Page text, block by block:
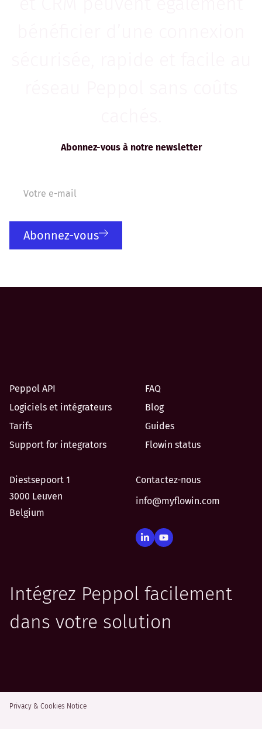
Abonnez-vous à notre newsletter
Abonnez-vous
Peppol API
FAQ
Logiciels et intégrateurs
Blog
Tarifs
Guides
Support for integrators
Flowin status
Diestsepoort 1
3000 Leuven
Belgium
Contactez-nous
info@myflowin.com
Intégrez Peppol facilement
dans votre solution
Privacy & Cookies Notice